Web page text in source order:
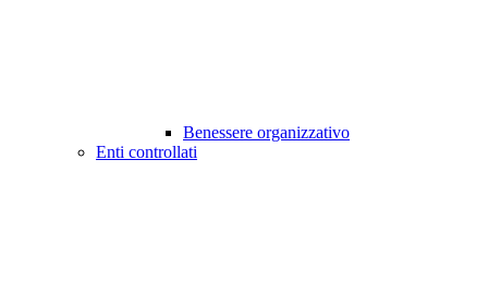
Benessere organizzativo
Enti controllati